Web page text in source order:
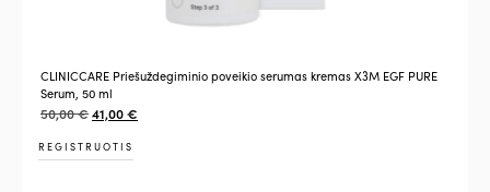
CLINICCARE Priešuždegiminio poveikio serumas kremas X3M EGF PURE
Serum, 50 ml
50,00€41,00€
REGISTRUOTIS